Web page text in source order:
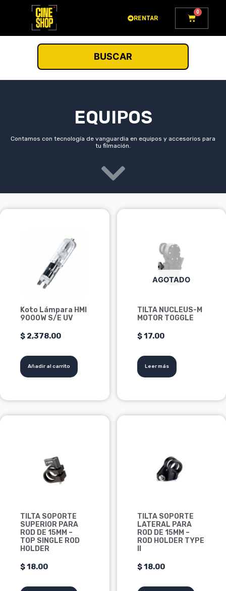
contenido
RENTAR
0
Carrito
BUSCAR
EQUIPOS
Contamos con tecnología de vanguardia en equipos y accesorios para
tu filmación.
Koto Lámpara HMI
9000W S/E UV
$ 2,378.00
Añadir al carrito
AGOTADO
TILTA NUCLEUS-M
MOTOR TOGGLE
$17.00
Leer más
TILTA SOPORTE
SUPERIOR PARA
ROD DE 15MM –
TOP SINGLE ROD
HOLDER
$18.00
TILTA SOPORTE
LATERAL PARA
ROD DE 15MM –
ROD HOLDER TYPE
$18.00